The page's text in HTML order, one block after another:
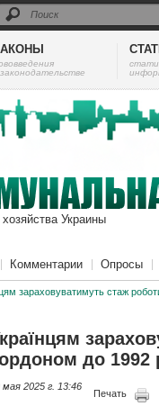
Украины
Комментарии Опросы
зараховуватимуть стаж
до 1992
мая 2025 г. 13:46
Печать